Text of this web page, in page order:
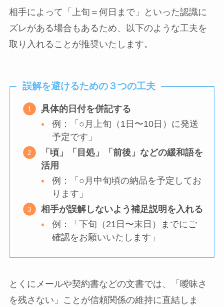
相手によって「上旬＝何日まで」といった認識に
ズレがある場合もあるため、以下のような工夫を
取り入れることが推奨いたします。
誤解を避けるための３つの工夫
具体的日付を併記する
例：「○月上旬（1日〜10日）に発送
予定です」
「頃」「目処」「前後」などの緩和語を
活用
例：「○月中旬頃の納品を予定してお
ります」
相手が誤解しないよう補足説明を入れる
例：「下旬（21日〜末日）までにご
確認をお願いいたします」
とくにメールや契約書などの文書では、「曖昧さ
を残さない」ことが信頼関係の維持に直結しま